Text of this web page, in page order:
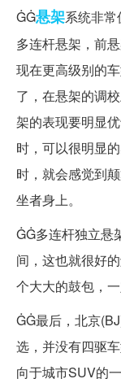
ĠĠ悬架系统非
多连杆悬架，前
现在更高级别的
了，在悬架的调
架的表现要明显
时，可以很明显
时，就会感觉到
坐者身上。
ĠĠ多连杆独立悬
间，这也就很好
个大大的鼓包，
ĠĠ最后，北京
选，并没有四驱
向于城市SUV的一